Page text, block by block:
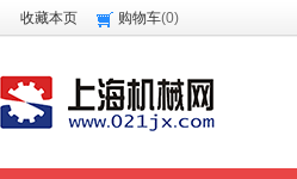
收藏本页 购物车(0)